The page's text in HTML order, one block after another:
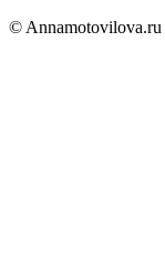
© Annamotovilova.ru